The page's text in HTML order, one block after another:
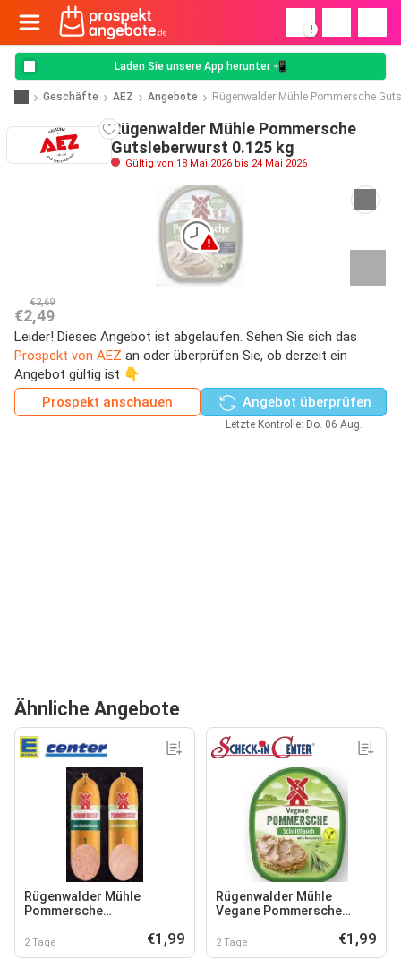
!
Laden Sie unsere App herunter 📲
Geschäfte AEZ Angebote Rügenwalder Mühle Pommersche
Rügenwalder Mühle Pommersche
Gutsleberwurst 0.125 kg
Gültig von 18 Mai 2026 bis 24 Mai 2026
€2,69
€2,49
Leider! Dieses Angebot ist abgelaufen. Sehen Sie sich das
Prospekt von AEZ an oder überprüfen Sie, ob derzeit ein
Angebot gültig ist 👇
Prospekt anschauen
Angebot überprüfen
Letzte Kontrolle: Do. 06 Aug.
Ähnliche Angebote
Rügenwalder Mühle
Pommersche
2 Tage €1,99
Rügenwalder Mühle
Vegane Pommersche
2 Tage €1,99